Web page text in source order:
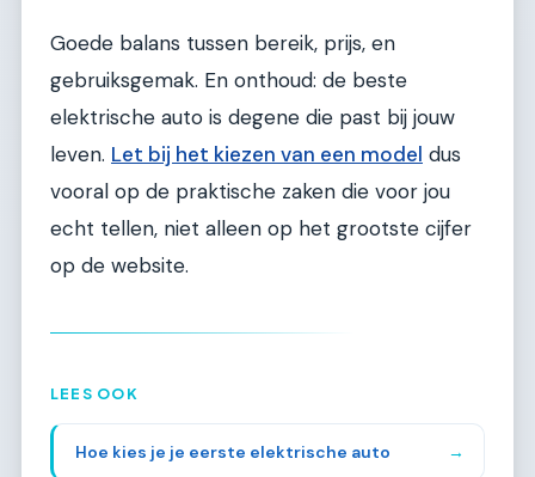
Goede balans tussen bereik, prijs, en
gebruiksgemak. En onthoud: de beste
elektrische auto is degene die past bij jouw
leven. Let bij het kiezen van een model dus
vooral op de praktische zaken die voor jou
echt tellen, niet alleen op het grootste cijfer
op de website.
LEES OOK
Hoe kies je je eerste elektrische auto →